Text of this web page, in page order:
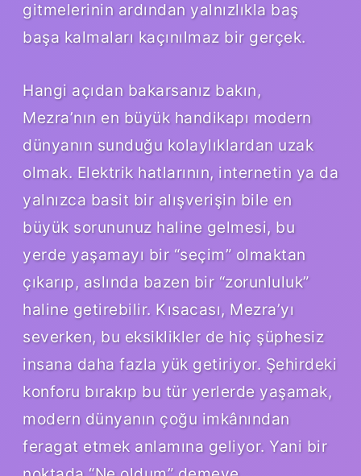
gitmelerinin ardından yalnızlıkla baş
başa kalmaları kaçınılmaz bir gerçek.
Hangi açıdan bakarsanız bakın,
Mezra’nın en büyük handikapı modern
dünyanın sunduğu kolaylıklardan uzak
olmak. Elektrik hatlarının, internetin ya da
yalnızca basit bir alışverişin bile en
büyük sorununuz haline gelmesi, bu
yerde yaşamayı bir “seçim” olmaktan
çıkarıp, aslında bazen bir “zorunluluk”
haline getirebilir. Kısacası, Mezra’yı
severken, bu eksiklikler de hiç şüphesiz
insana daha fazla yük getiriyor. Şehirdeki
konforu bırakıp bu tür yerlerde yaşamak,
modern dünyanın çoğu imkânından
feragat etmek anlamına geliyor. Yani bir